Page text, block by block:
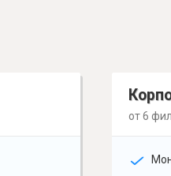
от 6